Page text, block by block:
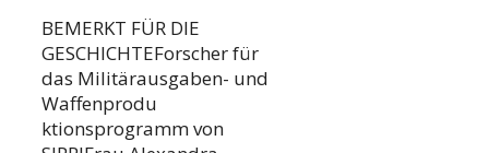
BEMERKT FÜR DIE
GESCHICHTEForscher für
das Militärausgaben- und
Waffenprodu
ktionsprogramm von